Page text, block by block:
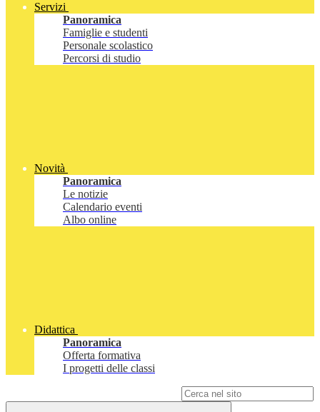
Servizi
Panoramica
Famiglie e studenti
Personale scolastico
Percorsi di studio
Novità
Panoramica
Le notizie
Calendario eventi
Albo online
Didattica
Panoramica
Offerta formativa
I progetti delle classi